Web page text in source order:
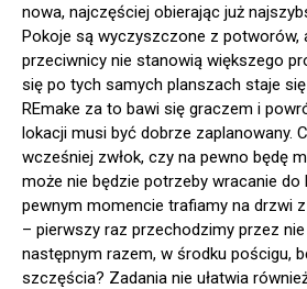
nowa, najczęściej obierając już
Pokoje są wyczyszczone z potworów,
przeciwnicy nie stanowią większego
się po tych samych planszach staje
REmake za to bawi się graczem i
lokacji musi być dobrze zaplanowany.
wcześniej zwłok, czy na pewno będę
może nie będzie potrzeby wracanie do
pewnym momencie trafiamy na drzwi
– pierwszy raz przechodzimy przez
następnym razem, w środku pościgu,
szczęścia? Zadania nie ułatwia